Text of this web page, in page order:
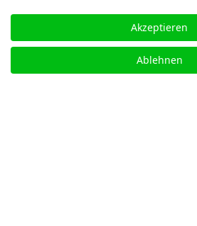
Schlösser und Gärten und der
historischen Monumente
www.thueringerschloesser.de
Akzeptieren
Ablehnen